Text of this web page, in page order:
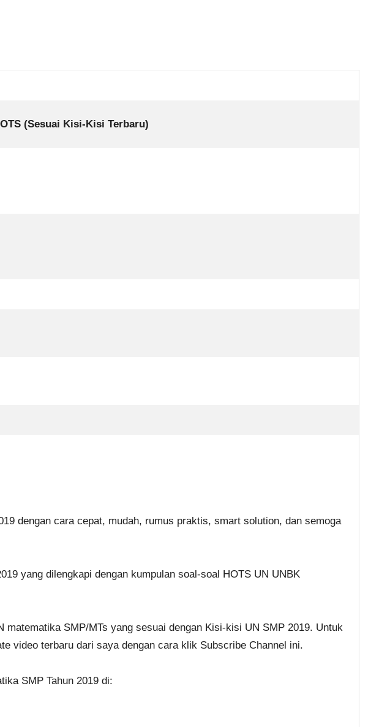
(Sesuai Kisi-Kisi Terbaru)
dengan cara cepat, mudah, rumus praktis, smart solution, dan semoga
yang dilengkapi dengan kumpulan soal-soal HOTS UN UNBK
SMP/MTs yang sesuai dengan Kisi-kisi UN SMP 2019. Untuk
video terbaru dari saya dengan cara klik Subscribe Channel ini.
SMP Tahun 2019 di: